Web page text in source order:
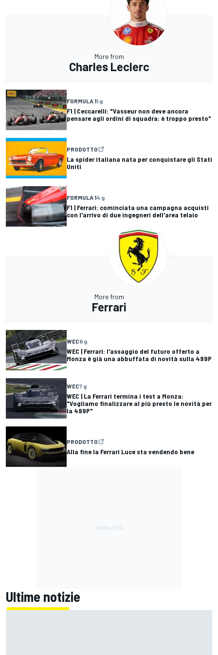
More from
Charles Leclerc
FORMULA 11 g
F1 | Ceccarelli: "Vasseur non deve ancora
pensare agli ordini di squadra: è troppo presto"
PRODOTTO
La spider italiana nata per conquistare gli Stati
Uniti
FORMULA 14 g
F1 | Ferrari: cominciata una campagna acquisti
con l'arrivo di due ingegneri dell'area telaio
More from
Ferrari
WEC6 g
WEC | Ferrari: l'assaggio del futuro offerto a
Monza è già una abbuffata di novità sulla 499P
WEC7 g
WEC | La Ferrari termina i test a Monza:
"Vogliamo finalizzare al più presto le novità per
la 499P"
PRODOTTO
Alla fine la Ferrari Luce sta vendendo bene
Ultime notizie